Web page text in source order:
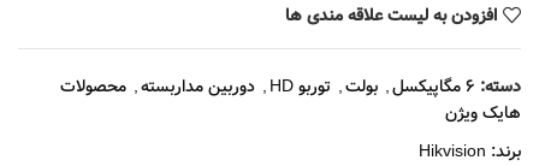
افزودن به لیست علاقه مندی ها
دسته: 6 مگاپیکسل , بولت, توربو HD , دوربین مداربسته, محصولات
هایک ویژن
برند: Hikvision